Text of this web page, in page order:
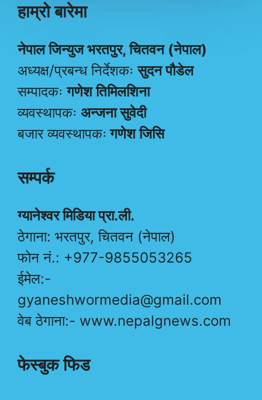
हाम्रो बारेमा
नेपाल जिन्युज भरतपुर, चितवन (नेपाल)
अध्यक्ष/प्रबन्ध निर्देशकःसुदन पौडेल
सम्पादकःगणेश तिमिलशिना
व्यवस्थापकः अन्जना सुवेदी
बजार व्यवस्थापकः गणेश जिसि
सम्पर्क
ग्यानेश्वर मिडिया प्रा.ली.
ठेगाना: भरतपुर, चितवन (नेपाल)
फोन नं.: +977-9855053265
ईमेल:-
gyaneshwormedia@gmail.com
वेब ठेगाना:- www.nepalgnews.com
फेस्बुक फिड